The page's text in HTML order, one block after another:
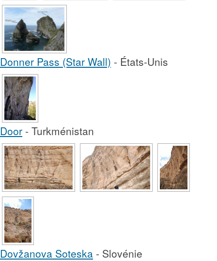
Donner Pass (Star Wall) - États-Unis
Door - Turkménistan
Dovžanova Soteska - Slovénie